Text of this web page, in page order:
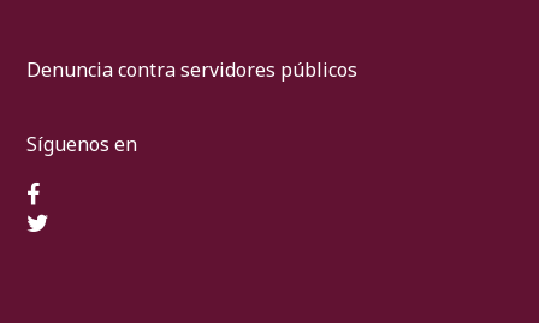
Denuncia contra servidores públicos
Síguenos en